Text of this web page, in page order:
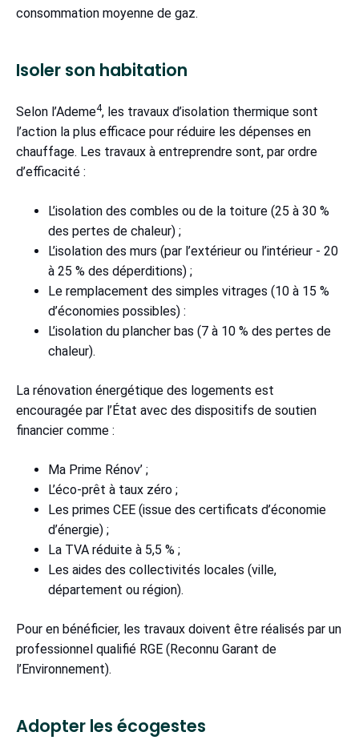
consommation moyenne de gaz.
Isoler son habitation
Selon l’Ademe4, les travaux d’isolation thermique sont
l’action la plus efficace pour réduire les dépenses en
chauffage. Les travaux à entreprendre sont, par ordre
d’efficacité :
L’isolation des combles ou de la toiture (25 à 30 %
des pertes de chaleur) ;
L’isolation des murs (par l’extérieur ou l’intérieur - 20
à 25 % des déperditions) ;
Le remplacement des simples vitrages (10 à 15 %
d’économies possibles) :
L’isolation du plancher bas (7 à 10 % des pertes de
chaleur).
La rénovation énergétique des logements est
encouragée par l’État avec des dispositifs de soutien
financier comme :
Ma Prime Rénov’ ;
L’éco-prêt à taux zéro ;
Les primes CEE (issue des certificats d’économie
d’énergie) ;
La TVA réduite à 5,5 % ;
Les aides des collectivités locales (ville,
département ou région).
Pour en bénéficier, les travaux doivent être réalisés par un
professionnel qualifié RGE (Reconnu Garant de
l’Environnement).
Adopter les écogestes